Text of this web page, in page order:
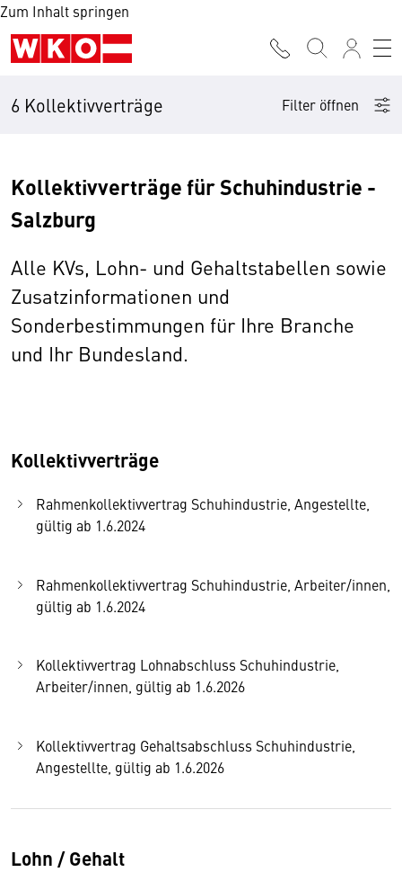
Zum Inhalt springen
6 Kollektivverträge Filter öffnen
Kollektivverträge für Schuhindustrie -
Salzburg
Alle KVs, Lohn- und Gehaltstabellen sowie
Zusatzinformationen und
Sonderbestimmungen für Ihre Branche
und Ihr Bundesland.
Kollektivverträge
Rahmenkollektivvertrag Schuhindustrie, Angestellte,
gültig ab 1.6.2024
Rahmenkollektivvertrag Schuhindustrie, Arbeiter/innen,
gültig ab 1.6.2024
Kollektivvertrag Lohnabschluss Schuhindustrie,
Arbeiter/innen, gültig ab 1.6.2026
Kollektivvertrag Gehaltsabschluss Schuhindustrie,
Angestellte, gültig ab 1.6.2026
Lohn / Gehalt